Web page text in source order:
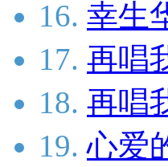
16. 幸生
17. 再唱
18. 再唱
19. 心爱